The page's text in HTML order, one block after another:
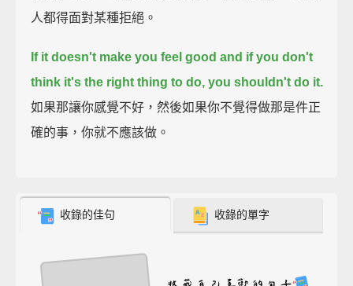
人都得面對某種拒絕。
If it doesn't make you feel good and if you don't
think it's the right thing to do, you shouldn't do it.
如果那讓你感覺不好，然後如果你不覺得做那是件正
確的事，你就不應該做。
收錄的佳句 收錄的單字